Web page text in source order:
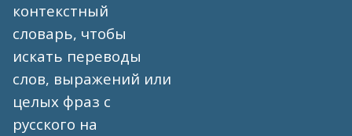
контекстный
словарь, чтобы
искать переводы
слов, выражений или
целых фраз с
русского на